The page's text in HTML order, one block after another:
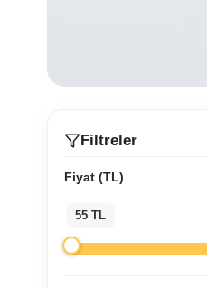
Filtreler
Fiyat (TL)
55 TL